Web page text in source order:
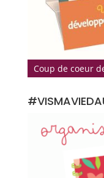
Coup de coeur